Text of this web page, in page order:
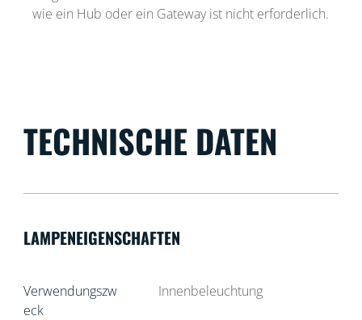
wie ein Hub oder ein Gateway ist nicht erforderlich.
TECHNISCHE DATEN
LAMPENEIGENSCHAFTEN
Verwendungszw
eck
Innenbeleuchtung